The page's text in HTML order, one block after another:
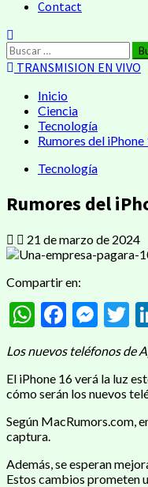
Contact
Buscar:
TRANSMISION EN VIVO
Inicio
Ciencia
Tecnología
Rumores del
Tecnología
Rumores del
21 de marzo de 2024
Compartir en:
Los nuevos teléfonos de
El iPhone 16 verá la luz
cómo serán los nuevos
Según MacRumors.com,
captura.
Además, se esperan
Estos cambios prometen